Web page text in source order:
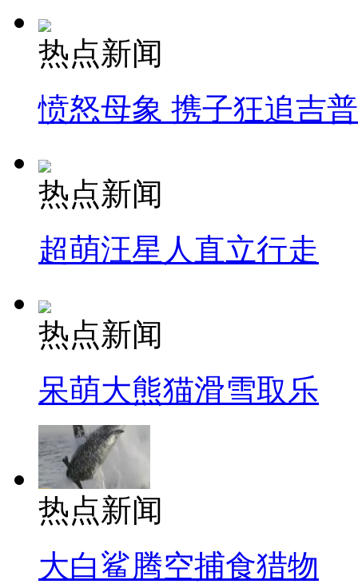
热点新闻
愤怒母象 携子狂追吉
热点新闻
超萌汪星人直立行走
热点新闻
呆萌大熊猫滑雪取乐
热点新闻
大白鲨腾空捕食猎物